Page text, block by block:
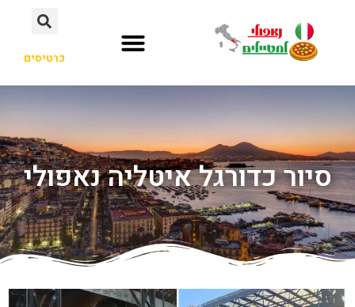
כרטיסים
סיור כדורגל איטליה נאפולי